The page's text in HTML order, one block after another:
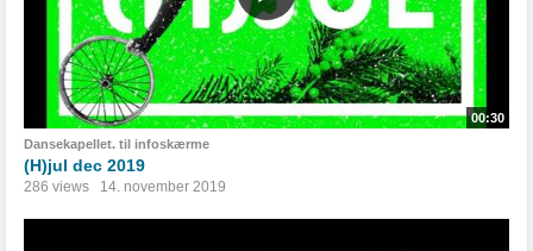
00:30
Dansekapellet. til infoskærme
(H)jul dec 2019
286 views 14. november 2019